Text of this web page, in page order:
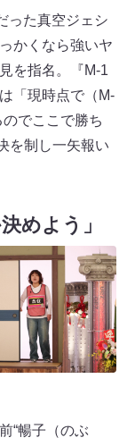
った真空ジェシ
かくなら強いヤ
を指名。『M-1
「現時点で（M-
でここで勝ち
を制し一矢報い
めよう」
“暢子（のぶ